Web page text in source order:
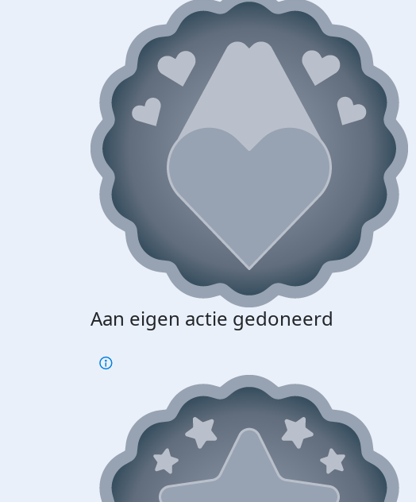
Aan eigen actie gedoneerd